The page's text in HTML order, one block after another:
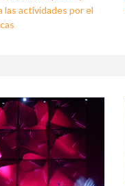
las actividades por el